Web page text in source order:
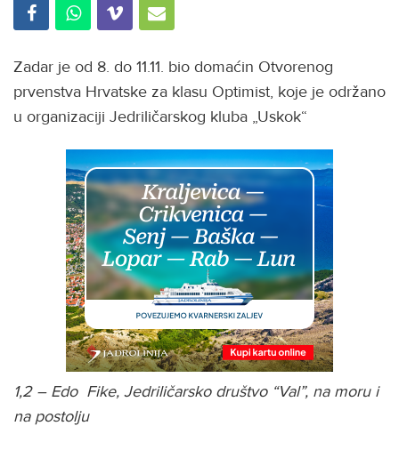
Zadar je od 8. do 11.11. bio domaćin Otvorenog
prvenstva Hrvatske za klasu Optimist, koje je održano
u organizaciji Jedriličarskog kluba „Uskok“
1,2 – Edo Fike, Jedriličarsko društvo “Val”, na moru i
na postolju